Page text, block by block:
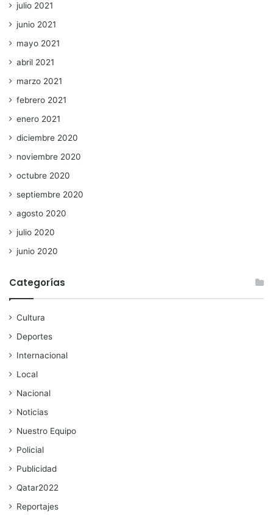
julio 2021
junio 2021
mayo 2021
abril 2021
marzo 2021
febrero 2021
enero 2021
diciembre 2020
noviembre 2020
octubre 2020
septiembre 2020
agosto 2020
julio 2020
junio 2020
Categorías
Cultura
Deportes
Internacional
Local
Nacional
Noticias
Nuestro Equipo
Policial
Publicidad
Qatar2022
Reportajes